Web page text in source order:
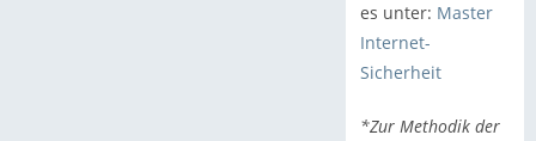
es unter: Master
Internet-
Sicherheit
*Zur Methodik der